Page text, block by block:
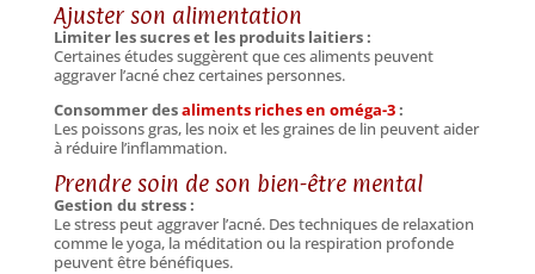
Ajuster son alimentation
Limiter les sucres et les produits laitiers :
Certaines études suggèrent que ces aliments peuvent
aggraver l’acné chez certaines personnes.
Consommer desaliments riches en oméga-3:
Les poissons gras, les noix et les graines de lin peuvent aider
à réduire l’inflammation.
Prendre soin de son bien-être mental
Gestion du stress :
Le stress peut aggraver l’acné. Des techniques de relaxation
comme le yoga, la méditation ou la respiration profonde
peuvent être bénéfiques.